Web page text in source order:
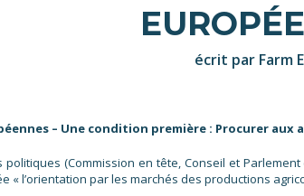
écrit par Farm
– Une condition première : Procurer
politiques (Commission en tête, Conseil et
« l’orientation par les marchés des productions